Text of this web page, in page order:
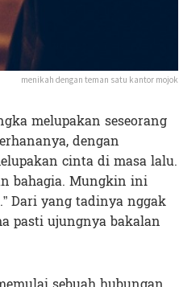
menikah dengan teman satu kantor mojok
melupakan seseorang
dengan
cinta di masa lalu.
bahagia. Mungkin ini
Dari yang tadinya nggak
pasti ujungnya bakalan